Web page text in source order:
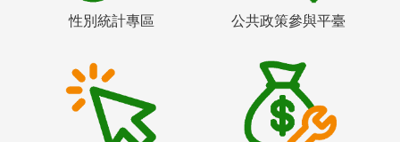
性別統計專區 公共政策參與平臺